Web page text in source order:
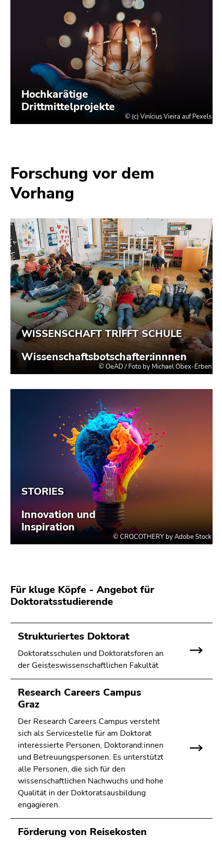
Forschung vor dem
Vorhang
Für kluge Köpfe - Angebot für
Doktoratsstudierende
Strukturiertes Doktorat
Doktoratsschulen und Doktoratsforen an
der Geisteswissenschaftlichen Fakultät
Research Careers Campus
Graz
Der Research Careers Campus versteht
sich als Servicestelle für am Doktorat
interessierte Personen, Doktorand:innen
und Betreuungspersonen. Es unterstützt
alle Personen, die sich für den
wissenschaftlichen Nachwuchs und hohe
Qualität in der Doktoratsausbildung
engagieren.
Förderung von Reisekosten